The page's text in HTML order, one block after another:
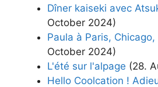
Dîner kaiseki avec
October 2024)
Paula à Paris, Chicago,
October 2024)
L'été sur l'alpage (28.
Hello Coolcation !